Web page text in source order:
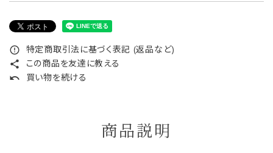
error_outline 特定商取引法に基づく表記 (返品など)
share この商品を友達に教える
undo 買い物を続ける
商品説明